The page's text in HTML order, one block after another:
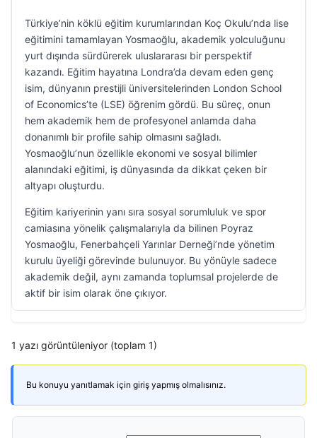
Türkiye’nin köklü eğitim kurumlarından Koç Okulu’nda lise
eğitimini tamamlayan Yosmaoğlu, akademik yolculuğunu
yurt dışında sürdürerek uluslararası bir perspektif
kazandı. Eğitim hayatına Londra’da devam eden genç
isim, dünyanın prestijli üniversitelerinden London School
of Economics’te (LSE) öğrenim gördü. Bu süreç, onun
hem akademik hem de profesyonel anlamda daha
donanımlı bir profile sahip olmasını sağladı.
Yosmaoğlu’nun özellikle ekonomi ve sosyal bilimler
alanındaki eğitimi, iş dünyasında da dikkat çeken bir
altyapı oluşturdu.
Eğitim kariyerinin yanı sıra sosyal sorumluluk ve spor
camiasına yönelik çalışmalarıyla da bilinen Poyraz
Yosmaoğlu, Fenerbahçeli Yarınlar Derneği’nde yönetim
kurulu üyeliği görevinde bulunuyor. Bu yönüyle sadece
akademik değil, aynı zamanda toplumsal projelerde de
aktif bir isim olarak öne çıkıyor.
1 yazı görüntüleniyor (toplam 1)
Bu konuyu yanıtlamak için giriş yapmış olmalısınız.